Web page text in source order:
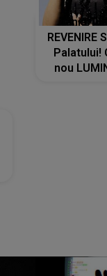
Tania
REVENIRE
Palatului!
nou